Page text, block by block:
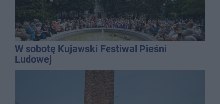
W sobotę Kujawski Festiwal Pieśni
Ludowej